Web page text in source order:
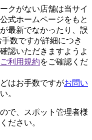
クがない店舗は当サイ
式ホームページをもと
最新でなかったり、誤
数ですが詳細につき
認いただきますようよ
ご利用規約をご確認くだ
はお手数ですがお問い
。
で、スポット管理者様
ださい。